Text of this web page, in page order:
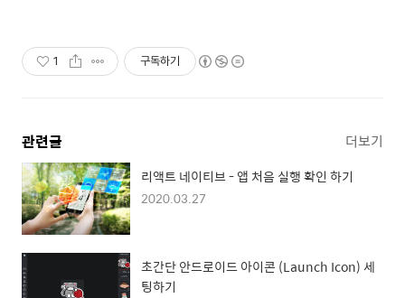
1 구독하기
관련글 더보기
리액트 네이티브 - 앱 처음 실행 확인 하기
2020.03.27
초간단 안드로이드 아이콘 (Launch Icon) 세
팅하기